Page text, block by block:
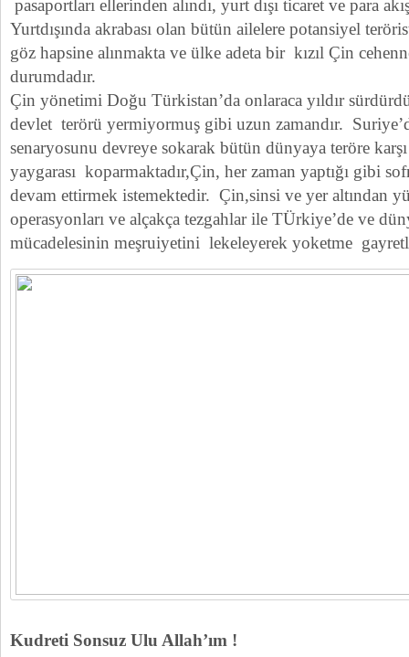
pasaportları ellerinden alındı, yurt dışı ticaret ve para
Yurtdışında akrabası olan bütün ailelere potansiyel
göz hapsine alınmakta ve ülke adeta bir kızıl Çin
durumdadır.
Çin yönetimi Doğu Türkistan’da onlaraca yıldır
devlet terörü yermiyormuş gibi uzun zamandır.
senaryosunu devreye sokarak bütün dünyaya teröre
yaygarası koparmaktadır,Çin, her zaman yaptığı gibi
devam ettirmek istemektedir. Çin,sinsi ve yer altından
operasyonları ve alçakça tezgahlar ile TÜrkiye’de ve
mücadelesinin meşruiyetini lekeleyerek yoketme
Kudreti Sonsuz Ulu Allah’ım !